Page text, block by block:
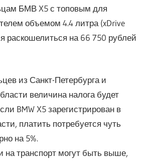
БМВ X5 с топовым для
объемом 4.4 литра (xDrive
раскошелиться на 66 750 рублей
из Санкт-Петербурга и
величина налога будет
BMW X5 зарегистрирован в
платить потребуется чуть
на 5%.
на транспорт могут быть выше,